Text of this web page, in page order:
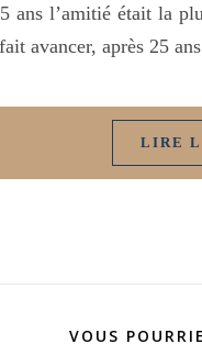
ans l’amitié était la
avancer, après 25
LIRE
VOUS